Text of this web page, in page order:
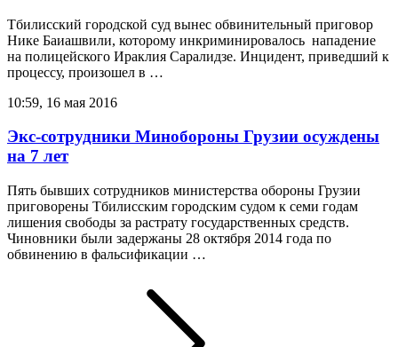
Тбилисский городской суд вынес обвинительный приговор
Нике Баиашвили, которому инкриминировалось нападение
на полицейского Ираклия Саралидзе. Инцидент, приведший к
процессу, произошел в …
10:59, 16 мая 2016
Экс-сотрудники Минобороны Грузии осуждены
на 7 лет
Пять бывших сотрудников министерства обороны Грузии
приговорены Тбилисским городским судом к семи годам
лишения свободы за растрату государственных средств.
Чиновники были задержаны 28 октября 2014 года по
обвинению в фальсификации …